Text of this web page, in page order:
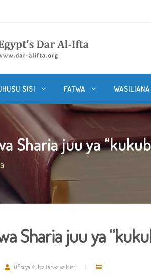
SISI FATWA
Sharia juu ya
Sharia juu ya
Ofisi ya Kutoa Fatwa ya Misri